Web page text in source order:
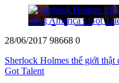
28/06/2017 98668 0
Sherlock Holmes thế giới thật
Got Talent